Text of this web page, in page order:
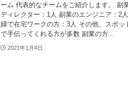
ーム 代表的なチームをご紹介します。 副
ディレクター：1人 副業のエンジニア：2
婦で在宅ワークの方：3人 その他、スポッ
で手伝ってくれる方が多数 副業の方...
2021年1月4日